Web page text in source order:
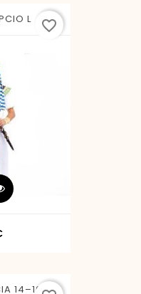
L
Precio
favorite_border
14–16